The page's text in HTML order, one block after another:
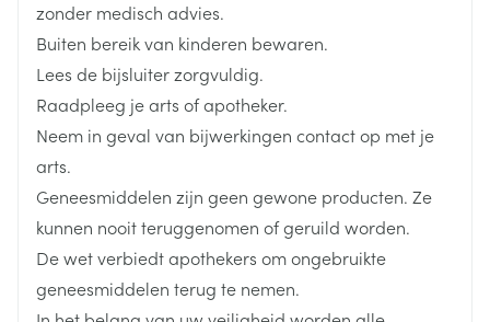
zeldzame gevallen zelfs levensbedreigende infectie
(komt voor bij minder dan 1 op de 10 gebruikers).
roodheid en vervellen van de huid, over een groter
gedeelte van het lichaam. Dit kan jeuk geven of
pijnlijk zijn (exfoliatieve dermatitis) (frequentie kan
met de beschikbare gegevens niet worden
bepaald).
Lengte
Diepte 25 mm
Ingrediënten
roxadustat
Behoud Kamertemperatuur (15°C - 25°C)
zonder medisch advies.
Buiten bereik van kinderen bewaren.
Lees de bijsluiter zorgvuldig.
Raadpleeg je arts of apotheker.
Neem in geval van bijwerkingen contact op met je
arts.
Geneesmiddelen zijn geen gewone producten. Ze
kunnen nooit teruggenomen of geruild worden.
De wet verbiedt apothekers om ongebruikte
geneesmiddelen terug te nemen.